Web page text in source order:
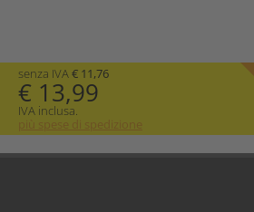
senza IVA€ 11,76
€ 13,99
IVA inclusa.
più spese di spedizione